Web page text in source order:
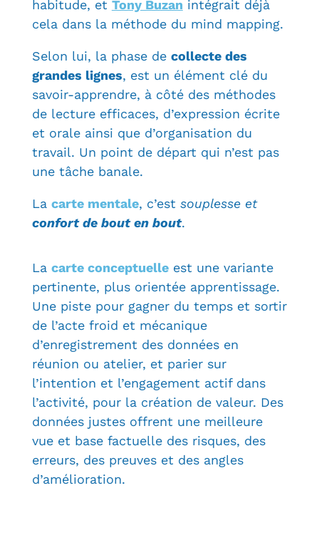
habitude, et Tony Buzan intégrait déjà
cela dans la méthode du mind mapping.
Selon lui, la phase de collecte des
grandes lignes, est un élément clé du
savoir-apprendre, à côté des méthodes
de lecture efficaces, d’expression écrite
et orale ainsi que d’organisation du
travail. Un point de départ qui n’est pas
une tâche banale.
La carte mentale, c’est souplesse et
confort de bout en bout.
La carte conceptuelleest une variante
pertinente, plus orientée apprentissage.
Une piste pour gagner du temps et sortir
de l’acte froid et mécanique
d’enregistrement des données en
réunion ou atelier, et parier sur
l’intention et l’engagement actif dans
l’activité, pour la création de valeur. Des
données justes offrent une meilleure
vue et base factuelle des risques, des
erreurs, des preuves et des angles
d’amélioration.